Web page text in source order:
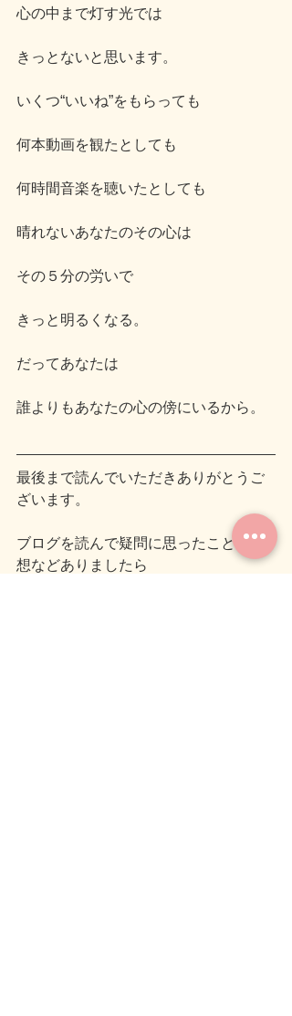
心の中まで灯す光では
きっとないと思います。
いくつ“いいね”をもらっても
何本動画を観たとしても
何時間音楽を聴いたとしても
晴れないあなたのその心は
その５分の労いで
きっと明るくなる。
だってあなたは
誰よりもあなたの心の傍にいるから。
最後まで読んでいただきありがとうご
ざいます。
ブログを読んで疑問に思ったことや感
想などありましたら